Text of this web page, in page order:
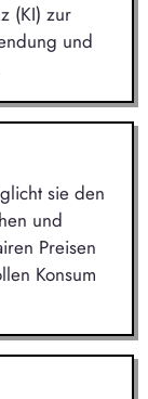
(KI) zur
und
sie den
und
Preisen
Konsum